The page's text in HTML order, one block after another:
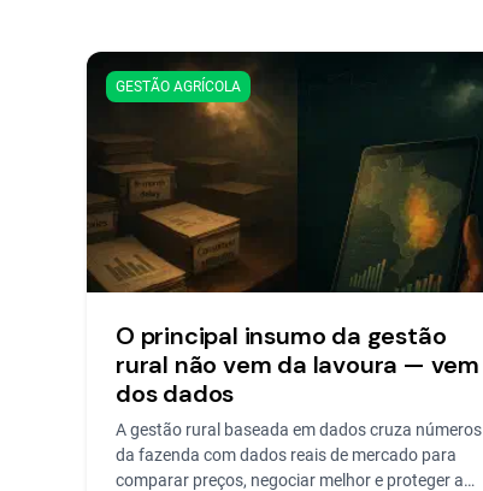
GESTÃO AGRÍCOLA
O principal insumo da gestão
rural não vem da lavoura — vem
dos dados
A gestão rural baseada em dados cruza números
da fazenda com dados reais de mercado para
comparar preços, negociar melhor e proteger a